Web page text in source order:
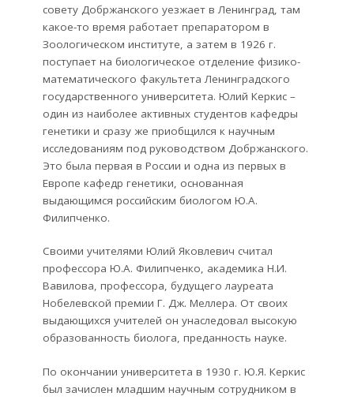
совету Добржанского уезжает в Ленинград, там
какое-то время работает препаратором в
Зоологическом институте, а затем в 1926 г.
поступает на биологическое отделение физико-
математического факультета Ленинградского
государственного университета. Юлий Керкис –
один из наиболее активных студентов кафедры
генетики и сразу же приобщился к научным
исследованиям под руководством Добржанского.
Это была первая в России и одна из первых в
Европе кафедр генетики, основанная
выдающимся российским биологом Ю.А.
Филипченко.
Своими учителями Юлий Яковлевич считал
профессора Ю.А. Филипченко, академика Н.И.
Вавилова, профессора, будущего лауреата
Нобелевской премии Г. Дж. Меллера. От своих
выдающихся учителей он унаследовал высокую
образованность биолога, преданность науке.
По окончании университета в 1930 г. Ю.Я. Керкис
был зачислен младшим научным сотрудником в